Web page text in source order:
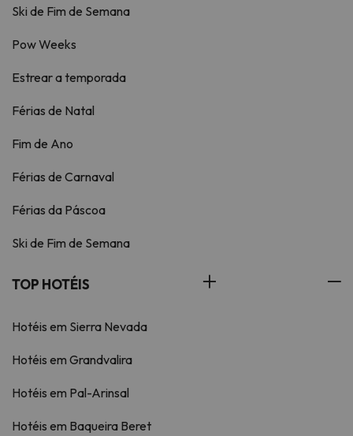
Ski de Fim de Semana
Pow Weeks
Estrear a temporada
Férias de Natal
Fim de Ano
Férias de Carnaval
Férias da Páscoa
Ski de Fim de Semana
TOP HOTÉIS
Hotéis em Sierra Nevada
Hotéis em Grandvalira
Hotéis em Pal-Arinsal
Hotéis em Baqueira Beret